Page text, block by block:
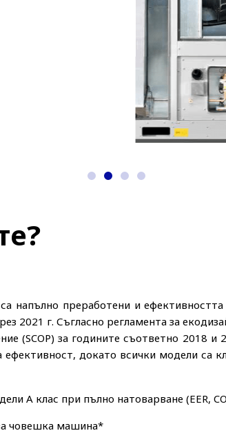
напълно преработени и
2021 г. Съгласно регламента за
(SCOP) за годините съответно 2018
докато всички модели са
А клас при пълно натоварване (EER,
човешка машина*